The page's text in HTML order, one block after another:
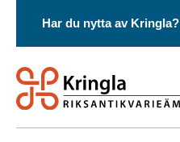
Har du nytta av Kringla?